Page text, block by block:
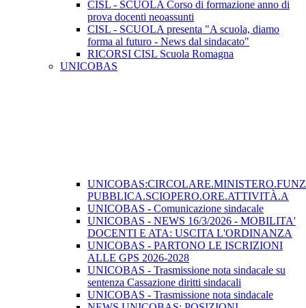
CISL - SCUOLA Corso di formazione anno di
prova docenti neoassunti
CISL - SCUOLA presenta "A scuola, diamo
forma al futuro - News dal sindacato"
RICORSI CISL Scuola Romagna
UNICOBAS
PUBBLICA.SCIOPERO.ORE.ATTIVITÀ.A
UNICOBAS - Comunicazione sindacale
UNICOBAS - NEWS 16/3/2026 - MOBILITA'
DOCENTI E ATA: USCITA L'ORDINANZA
UNICOBAS - PARTONO LE ISCRIZIONI
ALLE GPS 2026-2028
UNICOBAS - Trasmissione nota sindacale su
sentenza Cassazione diritti sindacali
UNICOBAS - Trasmissione nota sindacale